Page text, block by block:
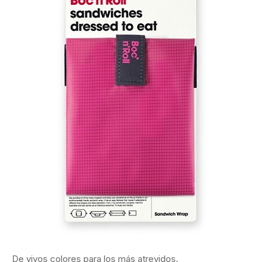
De vivos colores para los más atrevidos.